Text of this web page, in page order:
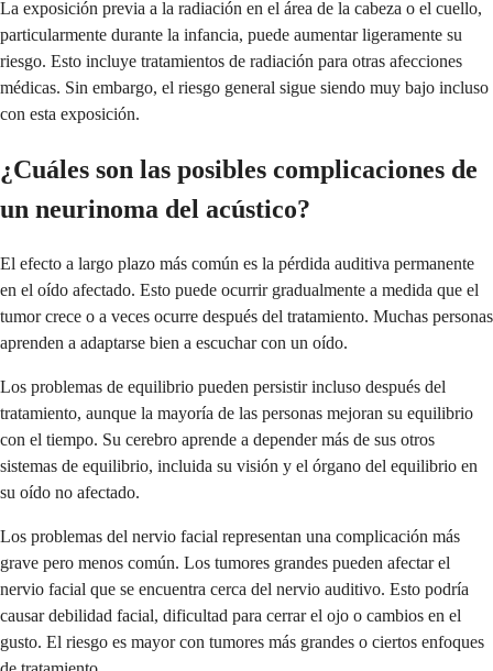
La exposición previa a la radiación en el área de la cabeza o el cuello,
particularmente durante la infancia, puede aumentar ligeramente su
riesgo. Esto incluye tratamientos de radiación para otras afecciones
médicas. Sin embargo, el riesgo general sigue siendo muy bajo incluso
con esta exposición.
¿Cuáles son las posibles complicaciones de
un neurinoma del acústico?
El efecto a largo plazo más común es la pérdida auditiva permanente
en el oído afectado. Esto puede ocurrir gradualmente a medida que el
tumor crece o a veces ocurre después del tratamiento. Muchas personas
aprenden a adaptarse bien a escuchar con un oído.
Los problemas de equilibrio pueden persistir incluso después del
tratamiento, aunque la mayoría de las personas mejoran su equilibrio
con el tiempo. Su cerebro aprende a depender más de sus otros
sistemas de equilibrio, incluida su visión y el órgano del equilibrio en
su oído no afectado.
Los problemas del nervio facial representan una complicación más
grave pero menos común. Los tumores grandes pueden afectar el
nervio facial que se encuentra cerca del nervio auditivo. Esto podría
causar debilidad facial, dificultad para cerrar el ojo o cambios en el
gusto. El riesgo es mayor con tumores más grandes o ciertos enfoques